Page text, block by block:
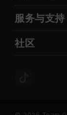
服务与支持
社区